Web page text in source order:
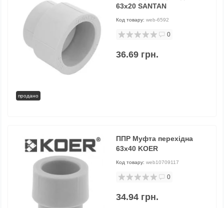
продано
63х20 SANTAN
Код товару: web-6592
0
36.69 грн.
ППР Муфта перехідна
63х40 KOER
Код товару: web10709117
0
34.94 грн.